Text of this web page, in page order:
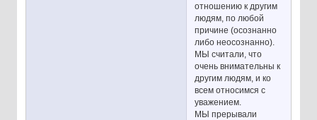
отношению к другим
людям, по любой
причине (осознанно
либо неосознанно).
МЫ считали, что
очень внимательны к
другим людям, и ко
всем относимся с
уважением.
МЫ прерывали